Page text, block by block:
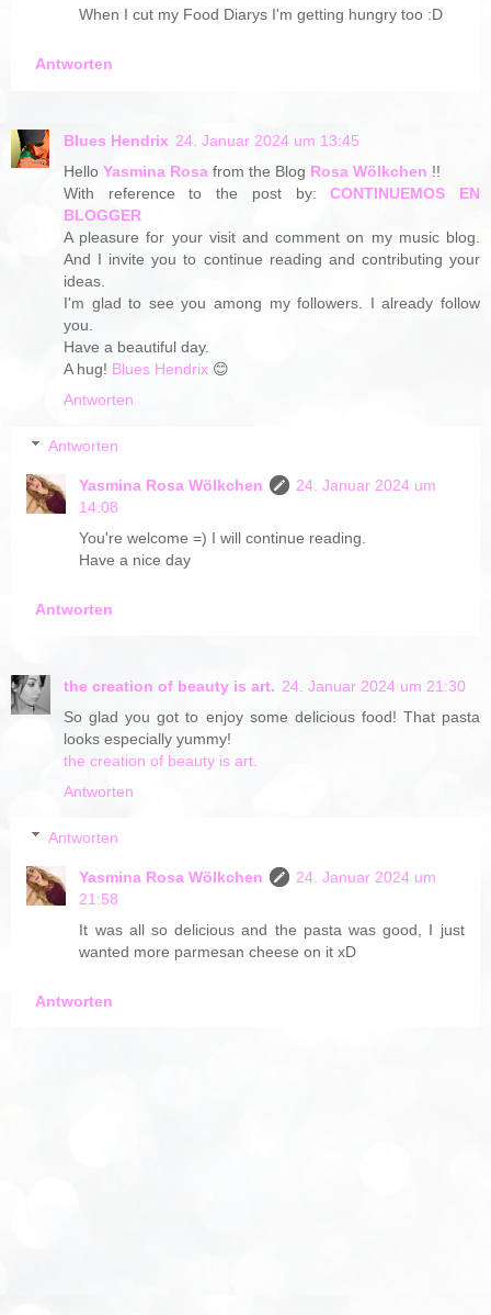
When I cut my Food Diarys I'm getting hungry too :D
Antworten
Blues Hendrix 24. Januar 2024 um 13:45
Hello Yasmina Rosa from the Blog Rosa Wölkchen !!
With reference to the post by:CONTINUEMOS EN
BLOGGER
A pleasure for your visit and comment on my music blog.
And I invite you to continue reading and contributing your
ideas.
I'm glad to see you among my followers. I already follow
you.
Have a beautiful day.
A hug! Blues Hendrix 😊
Antworten
Antworten
Yasmina Rosa Wölkchen
24. Januar 2024 um
14:08
You're welcome =) I will continue reading.
Have a nice day
Antworten
the creation of beauty is art. 24. Januar 2024 um 21:30
So glad you got to enjoy some delicious food! That pasta
looks especially yummy!
the creation of beauty is art.
Antworten
Antworten
Yasmina Rosa Wölkchen
24. Januar 2024 um
21:58
It was all so delicious and the pasta was good, I just
wanted more parmesan cheese on it xD
Antworten